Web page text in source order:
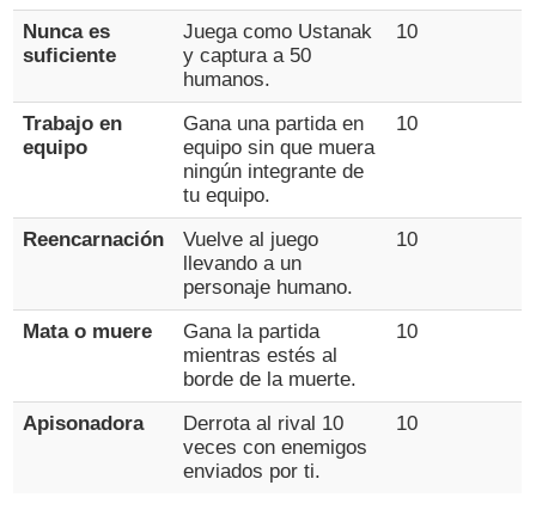
Nunca es
suficiente
Juega como Ustanak
y captura a 50
humanos.
10
Trabajo en
equipo
Gana una partida en
equipo sin que muera
ningún integrante de
tu equipo.
10
Reencarnación
Vuelve al juego
llevando a un
personaje humano.
10
Mata o muere
Gana la partida
mientras estés al
borde de la muerte.
10
Apisonadora
Derrota al rival 10
veces con enemigos
enviados por ti.
10